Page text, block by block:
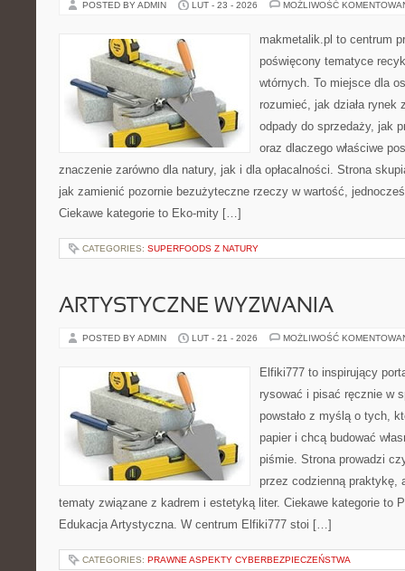
POSTED BY ADMIN LUT - 23 - 2026 MOŻLIWOŚĆ
makmetalik.pl to centrum
poświęcony tematyce
wtórnych. To miejsce dla
rozumieć, jak działa rynek
odpady do sprzedaży, jak
oraz dlaczego właściwe
znaczenie zarówno dla natury, jak i dla opłacalności. Strona
jak zamienić pozornie bezużyteczne rzeczy w wartość,
Ciekawe kategorie to Eko-mity […]
CATEGORIES: SUPERFOODS Z NATURY
ARTYSTYCZNE WYZWANIA
POSTED BY ADMIN LUT - 21 - 2026 MOŻLIWOŚĆ
Elfiki777 to inspirujący
rysować i pisać ręcznie w
powstało z myślą o tych,
papier i chcą budować
piśmie. Strona prowadzi
przez codzienną praktykę,
tematy związane z kadrem i estetyką liter. Ciekawe kategorie to
Edukacja Artystyczna. W centrum Elfiki777 stoi […]
CATEGORIES: PRAWNE ASPEKTY CYBERBEZPIECZEŃSTWA